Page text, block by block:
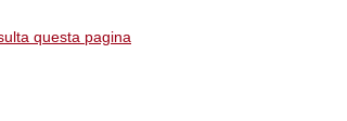
questa pagina